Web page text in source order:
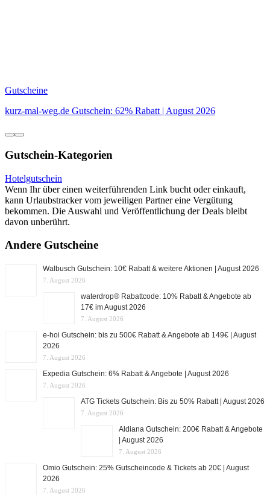
Gutscheine
kurz-mal-weg.de Gutschein: 62% Rabatt | August 2026
Gutschein-Kategorien
Hotelgutschein
Wenn Ihr über einen weiterführenden Link bucht oder einkauft,
kann Urlaubstracker vom jeweiligen Partner eine Vergütung
bekommen. Die Auswahl und Veröffentlichung der Deals bleibt
davon unberührt.
Andere Gutscheine
Walbusch Gutschein: 10€ Rabatt & weitere Aktionen | August 2026
7. August 2026
waterdrop® Rabattcode: 10% Rabatt & Angebote ab
17€ im August 2026
7. August 2026
e-hoi Gutschein: bis zu 500€ Rabatt & Angebote ab 149€ | August
2026
7. August 2026
Expedia Gutschein: 6% Rabatt & Angebote | August 2026
7. August 2026
ATG Tickets Gutschein: Bis zu 50% Rabatt | August 2026
7. August 2026
Aldiana Gutschein: 200€ Rabatt & Angebote
| August 2026
7. August 2026
Omio Gutschein: 25% Gutscheincode & Tickets ab 20€ | August
2026
7. August 2026